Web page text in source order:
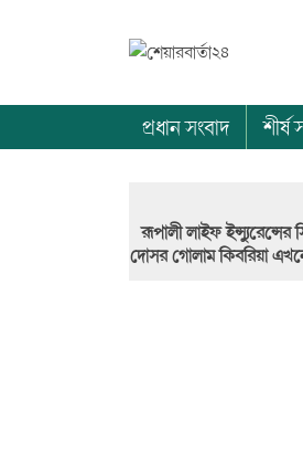
প্রধান সংবাদ শীর্ষ
রূপালী লাইফ ইন্স্যুরেন্সের
দোসর গোলাম কিবরিয়া